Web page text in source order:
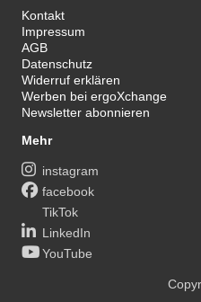
Kontakt
Impressum
AGB
Datenschutz
Widerruf erklären
Werben bei ergoXchange
Newsletter abonnieren
Mehr
instagram
facebook
TikTok
LinkedIn
YouTube